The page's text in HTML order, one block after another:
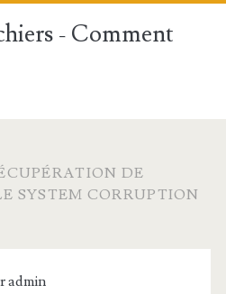
- Comment
DE
SYSTEM CORRUPTION
admin